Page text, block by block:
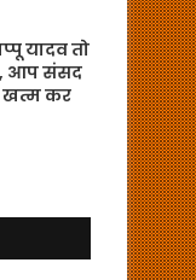
यादव तो
आप संसद
खत्म कर